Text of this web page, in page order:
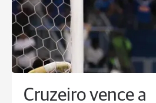
Cruzeiro vence a